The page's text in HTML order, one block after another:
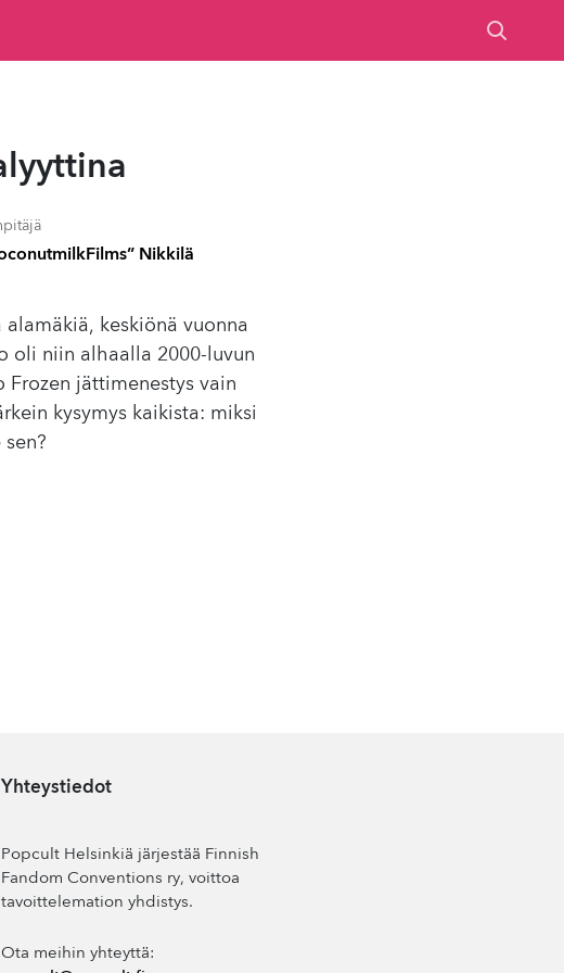
Nikkilä
keskiönä vuonna
oli niin alhaalla 2000-luvun
jättimenestys vain
kysymys kaikista: miksi
Yhteystiedot
Popcult Helsinkiä järjestää Finnish
Fandom Conventions ry, voittoa
tavoittelemation yhdistys.
Ota meihin yhteyttä: